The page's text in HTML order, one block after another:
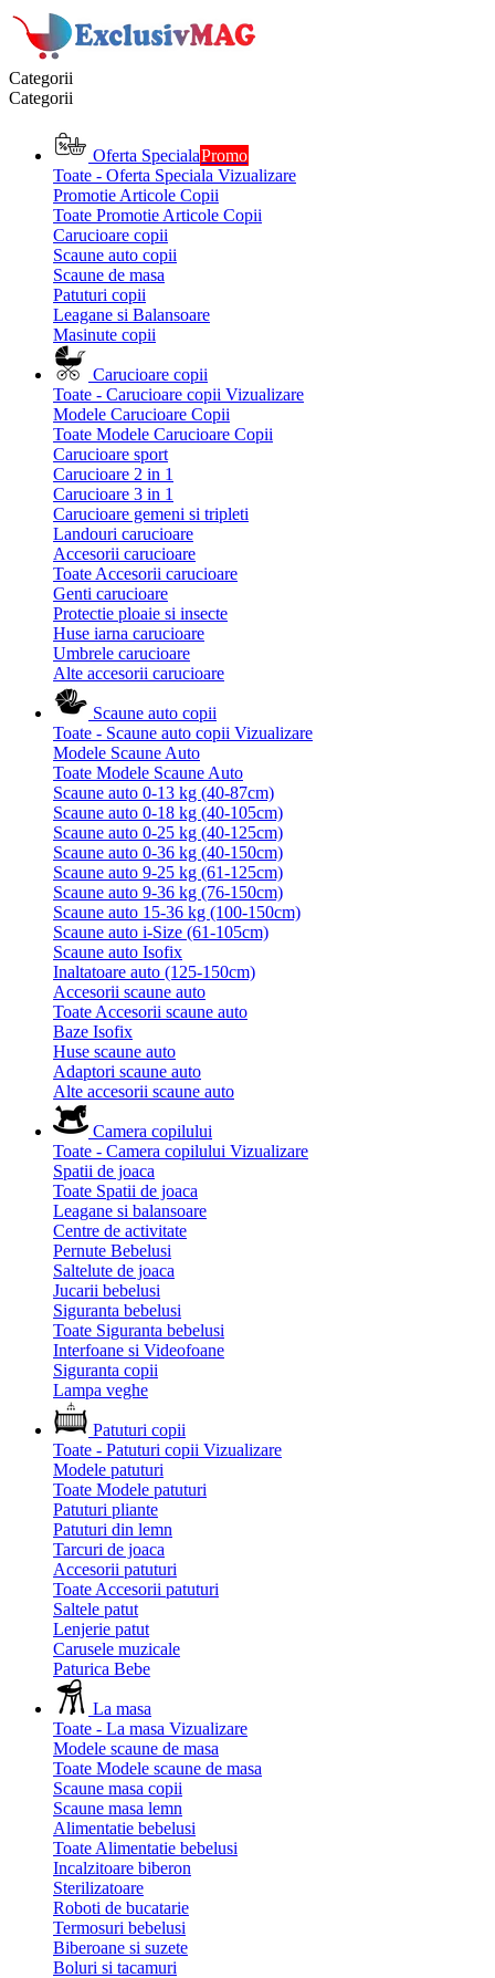
Categorii
Categorii
Oferta SpecialaPromo
Toate - Oferta Speciala Vizualizare
Promotie Articole Copii
Toate Promotie Articole Copii
Carucioare copii
Scaune auto copii
Scaune de masa
Patuturi copii
Leagane si Balansoare
Masinute copii
Carucioare copii
Toate - Carucioare copii Vizualizare
Modele Carucioare Copii
Toate Modele Carucioare Copii
Carucioare sport
Carucioare 2 in 1
Carucioare 3 in 1
Carucioare gemeni si tripleti
Landouri carucioare
Accesorii carucioare
Toate Accesorii carucioare
Genti carucioare
Protectie ploaie si insecte
Huse iarna carucioare
Umbrele carucioare
Alte accesorii carucioare
Scaune auto copii
Toate - Scaune auto copii Vizualizare
Modele Scaune Auto
Toate Modele Scaune Auto
Scaune auto 0-13 kg (40-87cm)
Scaune auto 0-18 kg (40-105cm)
Scaune auto 0-25 kg (40-125cm)
Scaune auto 0-36 kg (40-150cm)
Scaune auto 9-25 kg (61-125cm)
Scaune auto 9-36 kg (76-150cm)
Scaune auto 15-36 kg (100-150cm)
Scaune auto i-Size (61-105cm)
Scaune auto Isofix
Inaltatoare auto (125-150cm)
Accesorii scaune auto
Toate Accesorii scaune auto
Baze Isofix
Huse scaune auto
Adaptori scaune auto
Alte accesorii scaune auto
Camera copilului
Toate - Camera copilului Vizualizare
Spatii de joaca
Toate Spatii de joaca
Leagane si balansoare
Centre de activitate
Pernute Bebelusi
Saltelute de joaca
Jucarii bebelusi
Siguranta bebelusi
Toate Siguranta bebelusi
Interfoane si Videofoane
Siguranta copii
Lampa veghe
Patuturi copii
Toate - Patuturi copii Vizualizare
Modele patuturi
Toate Modele patuturi
Patuturi pliante
Patuturi din lemn
Tarcuri de joaca
Accesorii patuturi
Toate Accesorii patuturi
Saltele patut
Lenjerie patut
Carusele muzicale
Paturica Bebe
La masa
Toate - La masa Vizualizare
Modele scaune de masa
Toate Modele scaune de masa
Scaune masa copii
Scaune masa lemn
Alimentatie bebelusi
Toate Alimentatie bebelusi
Incalzitoare biberon
Sterilizatoare
Roboti de bucatarie
Termosuri bebelusi
Biberoane si suzete
Boluri si tacamuri